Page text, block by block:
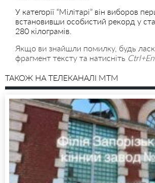
У категорії “Мілітарі” він виборов
встановивши особистий рекорд у
280 кілограмів.
Якщо ви знайшли помилку, будь
фрагмент тексту та натисніть
ТАКОЖ НА ТЕЛЕКАНАЛІ MTM